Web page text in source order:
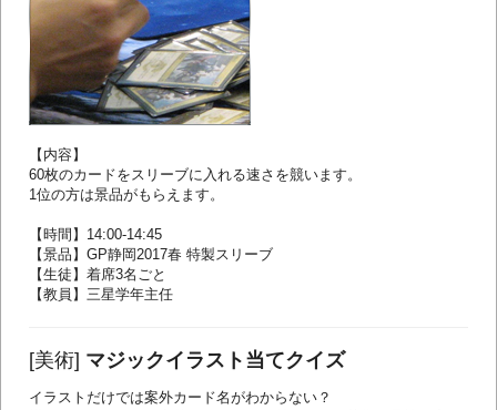
【内容】
60枚のカードをスリーブに入れる速さを競います。
1位の方は景品がもらえます。
【時間】14:00-14:45
【景品】GP静岡2017春 特製スリーブ
【生徒】着席3名ごと
【教員】三星学年主任
[美術] マジックイラスト当てクイズ
イラストだけでは案外カード名がわからない？